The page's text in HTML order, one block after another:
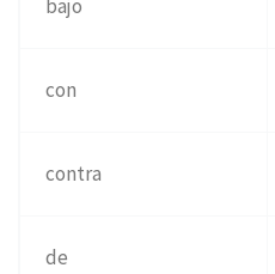
bajo
con
contra
de